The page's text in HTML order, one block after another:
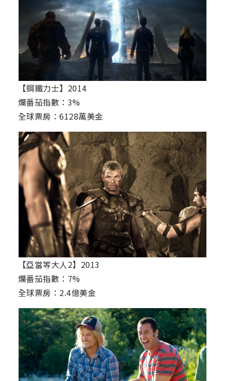
【鋼鐵力士】2014
爛番茄指數：3%
全球票房：6128萬美金
【亞當等大人2】2013
爛番茄指數：7%
全球票房：2.4億美金